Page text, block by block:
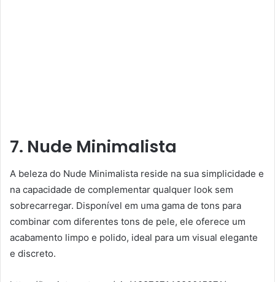
7. Nude Minimalista
A beleza do Nude Minimalista reside na sua simplicidade e
na capacidade de complementar qualquer look sem
sobrecarregar. Disponível em uma gama de tons para
combinar com diferentes tons de pele, ele oferece um
acabamento limpo e polido, ideal para um visual elegante
e discreto.